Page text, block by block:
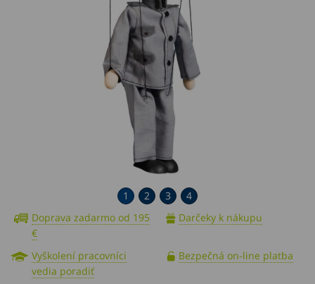
1 2 3
4
Doprava zadarmo od 195
€
Darčeky k nákupu
Vyškolení pracovníci
vedia poradiť
Bezpečná on-line platba